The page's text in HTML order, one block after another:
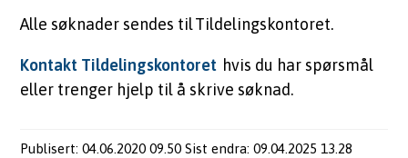
Alle søknader sendes til Tildelingskontoret.
Kontakt Tildelingskontoret hvis du har spørsmål
eller trenger hjelp til å skrive søknad.
Publisert 04.06.2020 09.50 Sist endra 09.04.2025 13.28